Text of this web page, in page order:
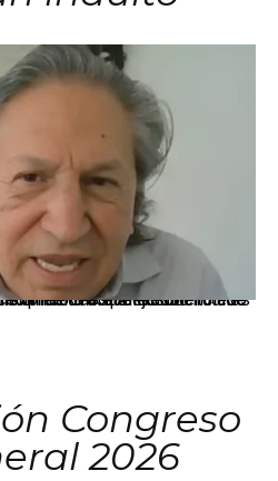
Alejandro Toledo será evaluada por la Comisión de Gracias Presidenciales conforme al procedimiento establecido.
Congreso
2026